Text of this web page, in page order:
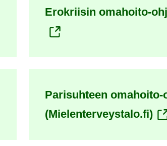
Erokriisin omahoito-
Parisuhteen omahoito-
(Mielenterveystalo.fi)